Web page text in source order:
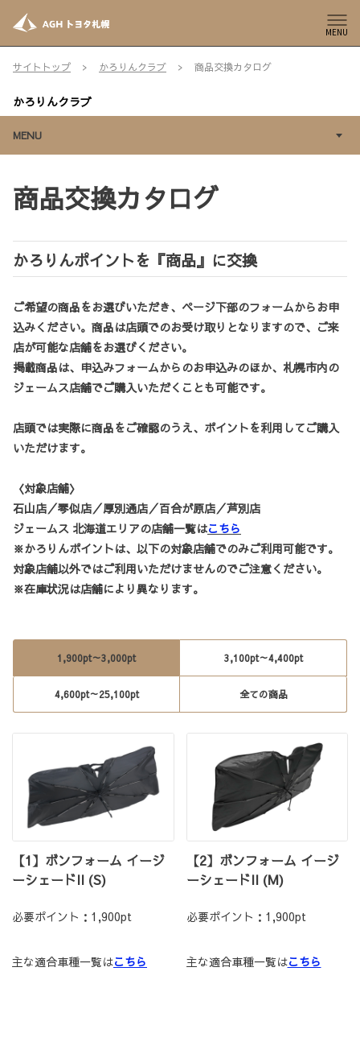
MENU
サイトトップ かろりんクラブ 商品交換カタログ
かろりんクラブ
MENU
商品交換カタログ
かろりんポイントを『商品』に交換
ご希望の商品をお選びいただき、ページ下部のフォームからお申
込みください。商品は店頭でのお受け取りとなりますので、ご来
店が可能な店舗をお選びください。
掲載商品は、申込みフォームからのお申込みのほか、札幌市内の
ジェームス店舗でご購入いただくことも可能です。
店頭では実際に商品をご確認のうえ、ポイントを利用してご購入
いただけます。
〈対象店舗〉
石山店／琴似店／厚別通店／百合が原店／芦別店
ジェームス 北海道エリアの店舗一覧はこちら
※かろりんポイントは、以下の対象店舗でのみご利用可能です。
対象店舗以外ではご利用いただけませんのでご注意ください。
※在庫状況は店舗により異なります。
1,900pt～3,000pt 3,100pt～4,400pt
4,600pt～25,100pt 全ての商品
【1】ボンフォーム イージ
ーシェードII (S)
必要ポイント：1,900pt
主な適合車種一覧はこちら
【2】ボンフォーム イージ
ーシェードII (M)
必要ポイント：1,900pt
主な適合車種一覧はこちら